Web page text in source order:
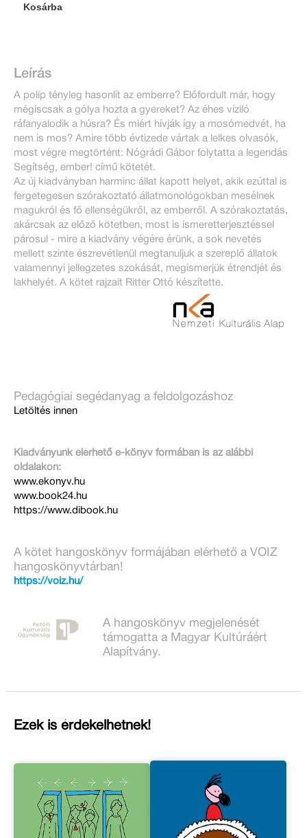
Kosárba
Leírás
A polip tényleg hasonlít az emberre? Előfordult már, hogy
mégiscsak a gólya hozta a gyereket? Az éhes víziló
ráfanyalodik a húsra? És miért hívják így a mosómedvét, ha
nem is mos? Amire több évtizede vártak a lelkes olvasók,
most végre megtörtént: Nógrádi Gábor folytatta a legendás
Segítség, ember! című kötetét.
Az új kiadványban harminc állat kapott helyet, akik ezúttal is
fergetegesen szórakoztató állatmonológokban mesélnek
magukról és fő ellenségükről, az emberről. A szórakoztatás,
akárcsak az előző kötetben, most is ismeretterjesztéssel
párosul - mire a kiadvány végére érünk, a sok nevetés
mellett szinte észrevétlenül megtanuljuk a szereplő állatok
valamennyi jellegzetes szokását, megismerjük étrendjét és
lakhelyét. A kötet rajzait Ritter Ottó készítette.
Pedagógiai segédanyag a feldolgozáshoz
Letöltés innen
Kiadványunk elérhető e-könyv formában is az alábbi
oldalakon:
www.ekonyv.hu
www.book24.hu
https://www.dibook.hu
A kötet hangoskönyv formájában elérhető a VOIZ
hangoskönyvtárban!
https://voiz.hu/
A hangoskönyv megjelenését
támogatta a Magyar Kultúráért
Alapítvány.
Ezek is érdekelhetnek!